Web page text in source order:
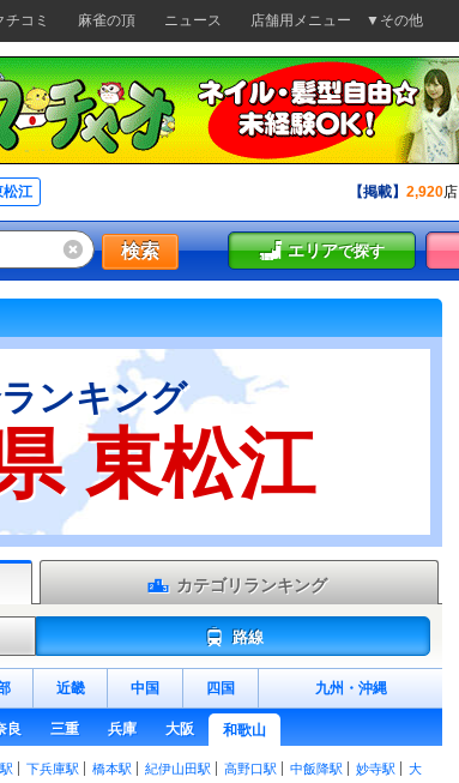
チコミ 麻雀の頂 ニュース 店舗用メニュー ▼その他
松江 【掲載】 2,920店
検索 エリアで探す
ンキング
東松江
カテゴリランキング
路線
近畿 中国 四国 九州 ・ 沖縄
良 三重 兵庫 大阪 和歌山
下兵庫駅 橋本駅 紀伊山田駅 高野口駅 中飯降駅 妙寺駅
大